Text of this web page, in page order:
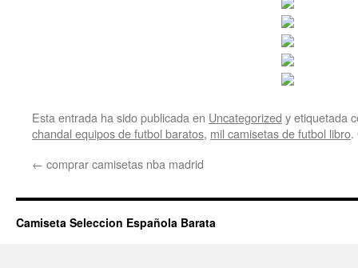
Esta entrada ha sido publicada en Uncategorized y etiquetada
chandal equipos de futbol baratos, mil camisetas de futbol libro.
← comprar camisetas nba madrid
Camiseta Seleccion Española Barata